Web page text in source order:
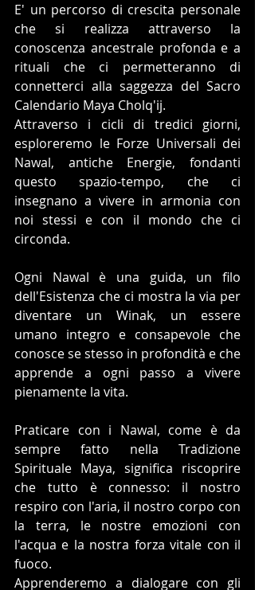
E' un percorso di crescita personale
che si realizza attraverso la
conoscenza ancestrale profonda e a
rituali che ci permetteranno di
connetterci alla saggezza del Sacro
Calendario Maya Cholq'ij.
Attraverso i cicli di tredici giorni,
esploreremo le Forze Universali dei
Nawal, antiche Energie, fondanti
questo spazio-tempo, che ci
insegnano a vivere in armonia con
noi stessi e con il mondo che ci
circonda.
Ogni Nawal è una guida, un filo
dell'Esistenza che ci mostra la via per
diventare un Winak, un essere
umano integro e consapevole che
conosce se stesso in profondità e che
apprende a ogni passo a vivere
pienamente la vita.
Praticare con i Nawal, come è da
sempre fatto nella Tradizione
Spirituale Maya, significa riscoprire
che tutto è connesso: il nostro
respiro con l'aria, il nostro corpo con
la terra, le nostre emozioni con
l'acqua e la nostra forza vitale con il
fuoco.
Apprenderemo a dialogare con gli